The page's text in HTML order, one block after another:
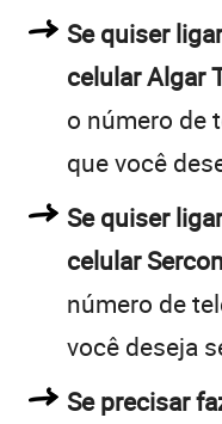
Se quiser
celular Algar
o número de
que você
Se quiser
celular
número de
você deseja
Se precisar